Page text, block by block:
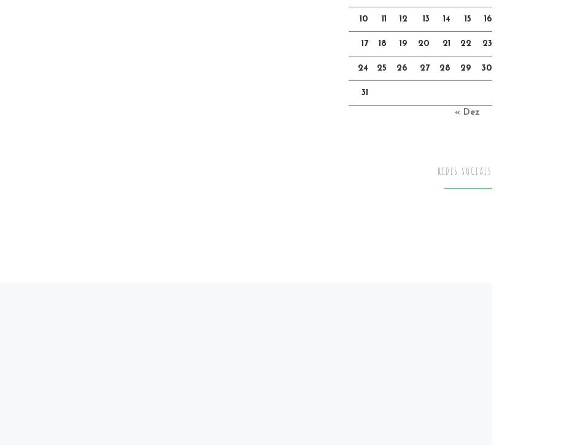
10 11 12 13 14 15 16
17 18 19 20 21 22 23
24 25 26 27 28 29 30
31
« Dez
REDES SOCIAIS